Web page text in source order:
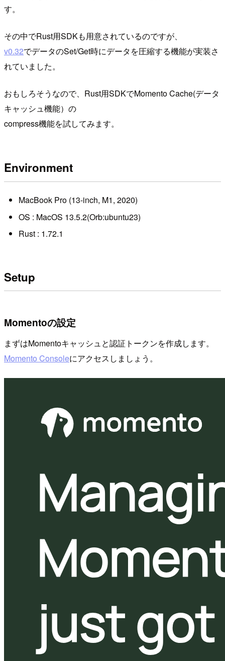
す。
その中でRust用SDKも用意されているのですが、
v0.32でデータのSet/Get時にデータを圧縮する機能が実装さ
れていました。
おもしろそうなので、Rust用SDKでMomento Cache(データ
キャッシュ機能）の
compress機能を試してみます。
Environment
MacBook Pro (13-inch, M1, 2020)
OS : MacOS 13.5.2(Orb:ubuntu23)
Rust : 1.72.1
Setup
Momentoの設定
まずはMomentoキャッシュと認証トークンを作成します。
Momento Consoleにアクセスしましょう。